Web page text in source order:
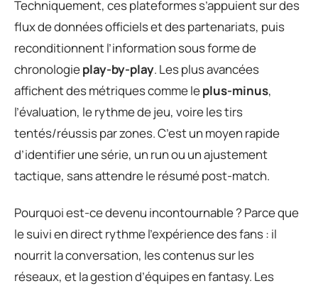
Techniquement, ces plateformes s’appuient sur des
flux de données officiels et des partenariats, puis
reconditionnent l’information sous forme de
chronologieplay-by-play. Les plus avancées
affichent des métriques comme leplus-minus,
l’évaluation, le rythme de jeu, voire les tirs
tentés/réussis par zones. C’est un moyen rapide
d’identifier une série, un run ou un ajustement
tactique, sans attendre le résumé post-match.
Pourquoi est-ce devenu incontournable ? Parce que
le suivi en direct rythme l’expérience des fans : il
nourrit la conversation, les contenus sur les
réseaux, et la gestion d’équipes en fantasy. Les